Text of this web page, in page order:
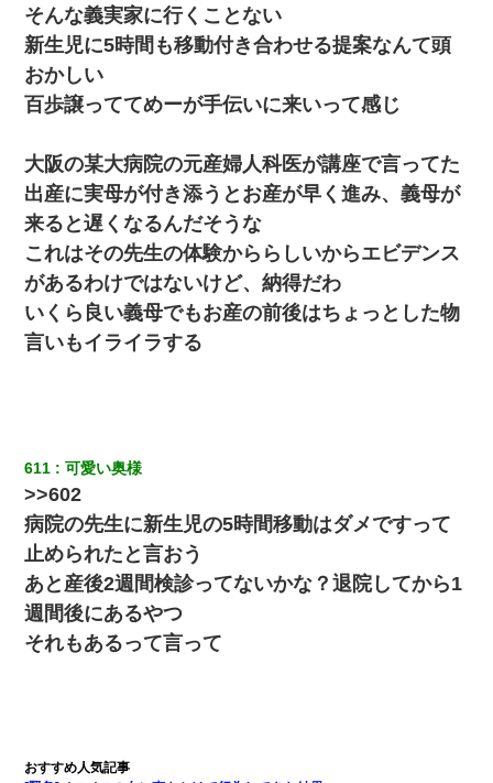
ホテルに泊まったんだけど従業員が最悪だった。折角の旅行で何
故私が怒鳴られなきゃいけなかったのだ
彼氏家「うちは墨入れるのが伝統だから。お前も彫れ」 → 結果…
小学生の妹が20代の弟とチューしてるのに、見て見ぬふりの親を
見てから実家を出た。それから15年、妹が弟の子を妊娠したらし
くもう堕胎できない月なんだと母から連絡がきた…｜生活｜ワロ
タあんてな
ずっとニートだと思ってた同居の義弟が投資で旦那より稼いでる
とか知らなかった…
小学生の息子が急に様子がおかしくなった。私「理由を聞いても
上司「話をしてみる」→女性社員「実は10数年前に…」
【考察】兄嫁急死の1年後、兄が引越すというので手伝いに行った
ら下着が入った引き出しの奥にとんでもないモノを見つけた
嫁が弁護士を連れてきて「悪いと思うなら慰謝料を払って離婚し
ろ」→ 俺「完全に恐喝になってますね」「お前、これが詐欺だっ
て知ってる？」
年の暮れに突然息子が職場を訪ねてきた。
そんな義実家に行くことない
新生児に5時間も移動付き合わせる提案なんて頭
おかしい
百歩譲っててめーが手伝いに来いって感じ
大阪の某大病院の元産婦人科医が講座で言ってた
出産に実母が付き添うとお産が早く進み、義母が
来ると遅くなるんだそうな
これはその先生の体験かららしいからエビデンス
があるわけではないけど、納得だわ
いくら良い義母でもお産の前後はちょっとした物
言いもイライラする
611 可愛い奥様
>>602
病院の先生に新生児の5時間移動はダメですって
止められたと言おう
あと産後2週間検診ってないかな？退院してから1
週間後にあるやつ
それもあるって言って